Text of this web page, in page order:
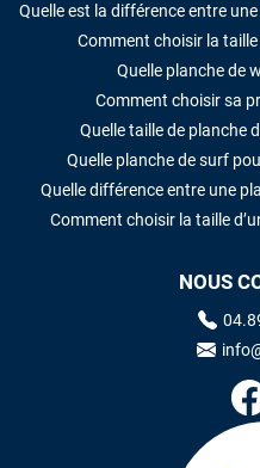
Quelle est la différence entre
Comment choisir la
Quelle planche de
Comment choisir sa
Quelle taille de planche
Quelle planche de surf
Quelle différence entre une
Comment choisir la taille
NOUS